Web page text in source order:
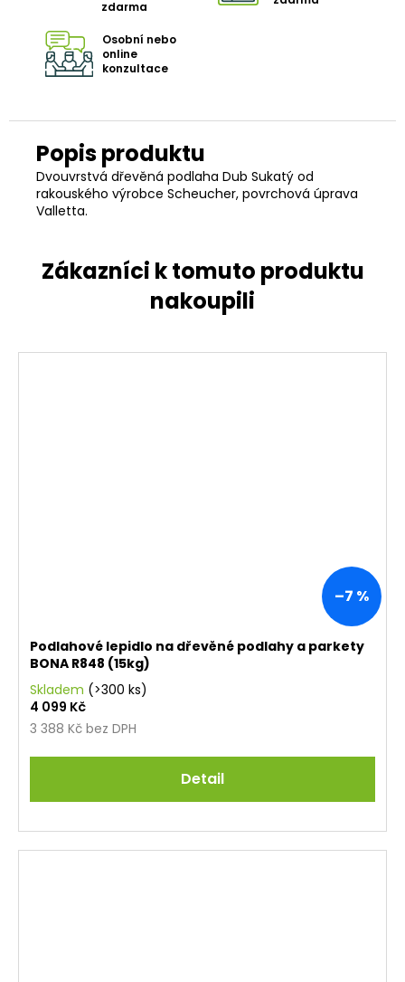
zdarma
Osobní nebo
online
konzultace
Dvouvrstvá dřevěná podlaha Dub Sukatý od
rakouského výrobce Scheucher, povrchová úprava
Valletta.
–7 %
Podlahové lepidlo na dřevěné podlahy a parkety
BONA R848 (15kg)
Skladem (>300 ks)
3 388 Kč bez DPH
4 099 Kč
Detail